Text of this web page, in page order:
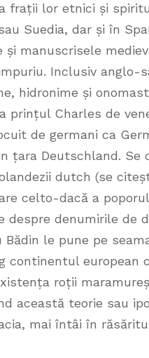
frații lor etnici și
Suedia, dar și în
manuscrisele
Inclusiv anglo-
hidronime și
prințul Charles de
de germani ca
țara Deutschland. Se
dutch (se
celto-dacă a
denumirile de
le pune pe
european
roții
această teorie sau
mai întâi în